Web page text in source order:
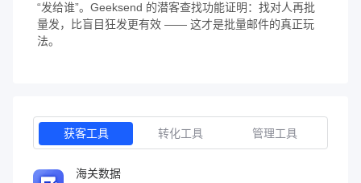
“发给谁”。Geeksend 的潜客查找功能证明：找对人再批
量发，比盲目狂发更有效 —— 这才是批量邮件的真正玩
法。
获客工具 转化工具 管理工具
海关数据